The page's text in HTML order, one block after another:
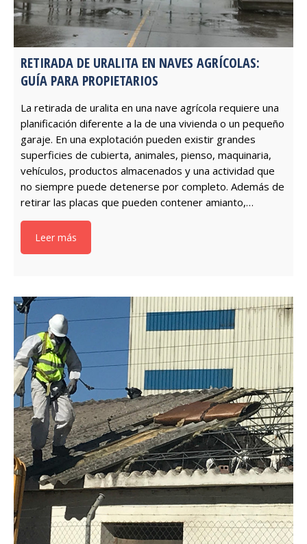
RETIRADA DE URALITA EN NAVES AGRÍCOLAS:
GUÍA PARA PROPIETARIOS
La retirada de uralita en una nave agrícola requiere una
planificación diferente a la de una vivienda o un pequeño
garaje. En una explotación pueden existir grandes
superficies de cubierta, animales, pienso, maquinaria,
vehículos, productos almacenados y una actividad que
no siempre puede detenerse por completo. Además de
retirar las placas que pueden contener amianto,…
Leer más